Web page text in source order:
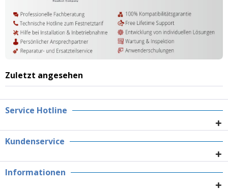
Zuletzt angesehen
Service Hotline
Kundenservice
Informationen